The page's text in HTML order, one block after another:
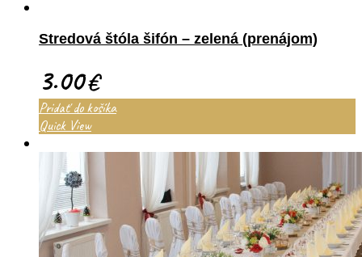
Stredová štóla šifón – zelená (prenájom)
3.00€
Pridať do košíka
Quick View